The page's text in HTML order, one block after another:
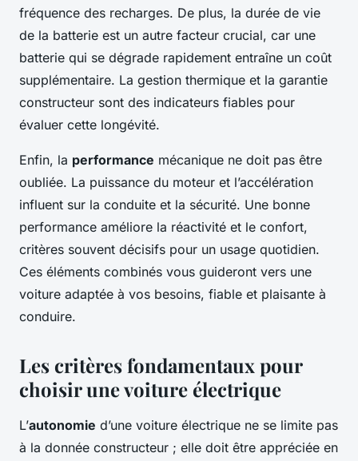
fréquence des recharges. De plus, la durée de vie
de la batterie est un autre facteur crucial, car une
batterie qui se dégrade rapidement entraîne un coût
supplémentaire. La gestion thermique et la garantie
constructeur sont des indicateurs fiables pour
évaluer cette longévité.
Enfin, la performance mécanique ne doit pas être
oubliée. La puissance du moteur et l’accélération
influent sur la conduite et la sécurité. Une bonne
performance améliore la réactivité et le confort,
critères souvent décisifs pour un usage quotidien.
Ces éléments combinés vous guideront vers une
voiture adaptée à vos besoins, fiable et plaisante à
conduire.
Les critères fondamentaux pour
choisir une voiture électrique
L’autonomie d’une voiture électrique ne se limite pas
à la donnée constructeur ; elle doit être appréciée en